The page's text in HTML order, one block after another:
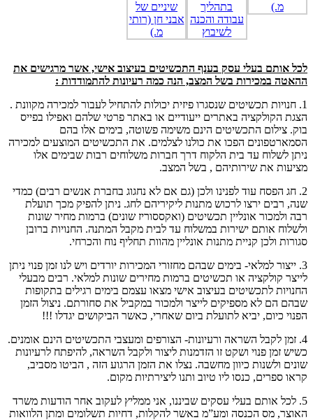
לכל אותם בעלי עסק בענף התכשיטים בעיצוב אישי, אשר מרגישים את
ההאטה במכירות בשל המצב, הנה כמה רעיונות להתמודדות :
1. חנויות תכשיטים שנסגרו פיזית יכולות להתחיל לעבור למכירה מקוונת .
הצגת הקולקציה באתרים ייעודיים או באתר פרטי שלהם ואפילו בפייס
בוק. צילום התכשיטים הינם משימה פשוטה, בימים אלו בהם
הסמארטפונים הפכו את כולנו לצלמים. את התכשיטים המוצעים למכירה
ניתן לשלוח עד בית הלקוח דרך חברות משלוחים רבות שבימים אלו
מציעות את שירותיהם , בשל המצב.
2. חג הפסח עוד לפנינו ולכן (גם אם לא נחגוג בחברת אנשים רבים) כמדי
שנה, רבים ירצו לרכוש מתנות ליקיריהם לחג. ניתן להפיק מכך תועלת
רבה ולמכור אונליין תכשיטים (ואקססוריז שונים) ברמות מחיר שונות
ולשלוח אותם ישירות במשלוח עד לבית מקבל המתנה. החנויות ברובן
סגורות ולכן קניית מתנות אונליין מהוות תחליף נוח והכרחי.
3. ייצור למלאי- בימים שבהם מחזורי המכירות יורדים ויש לנו זמן פנוי ניתן
לייצר קולקציה או תכשיטים ברמות מחירים שונות למלאי. רבים מבעלי
החנויות לתכשיטים בעיצוב אישי מצאו עצמם בימים רגילים בתקופות
שבהם הם לא מספיקים לייצר ולמכור במקביל את סחורתם. ניצול הזמן
הפנוי כיום, יביא לתועלת ביום שאחרי, כאשר הביקושים יגדלו !!!
4. זמן לקבל השראה ורעיונות- הצורפים ומעצבי התכשיטים הינם אומנים.
כשיש זמן פנוי ושקט זו הזדמנות ליצור ולקבל השראה, להיפתח לרעיונות
שונים ולשנות כיוון מחשבה. נצלו את הזמן הרגוע הזה , הביטו מסביב,
קראו ספרים, כנסו ליו טיוב ותנו ליצירתיות מקום.
5. לכל אותם בעלי עסקים שביננו, אני ממליץ לעקוב אחר הודעות משרד
האוצר, מס הכנסה ומע”מ באשר להקלות, דחיות תשלומים ומתן הלוואות